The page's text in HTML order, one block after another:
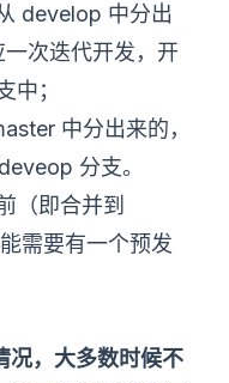
develop 中分出
次迭代开发，开
中；
中分出来的，
分支。
（即合并到
需要有一个预发
况，大多数时候不